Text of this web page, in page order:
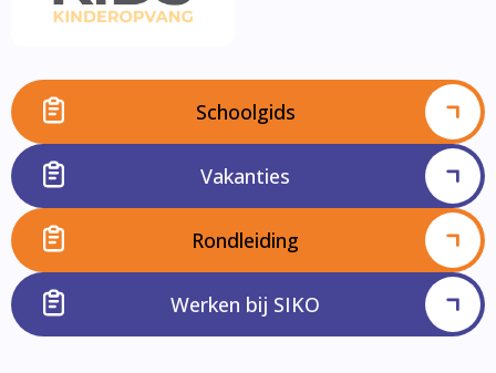
Schoolgids
Vakanties
Rondleiding
Werken bij SIKO